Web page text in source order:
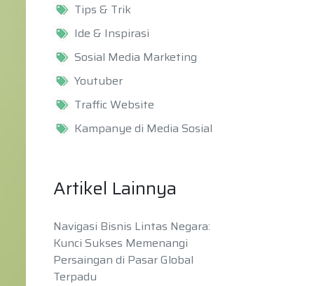
Tips & Trik
Ide & Inspirasi
Sosial Media Marketing
Youtuber
Traffic Website
Kampanye di Media Sosial
Artikel Lainnya
Navigasi Bisnis Lintas Negara:
Kunci Sukses Memenangi
Persaingan di Pasar Global
Terpadu